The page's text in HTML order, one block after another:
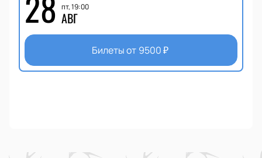
пт, 19:00
АВГ
Билеты от 9500₽